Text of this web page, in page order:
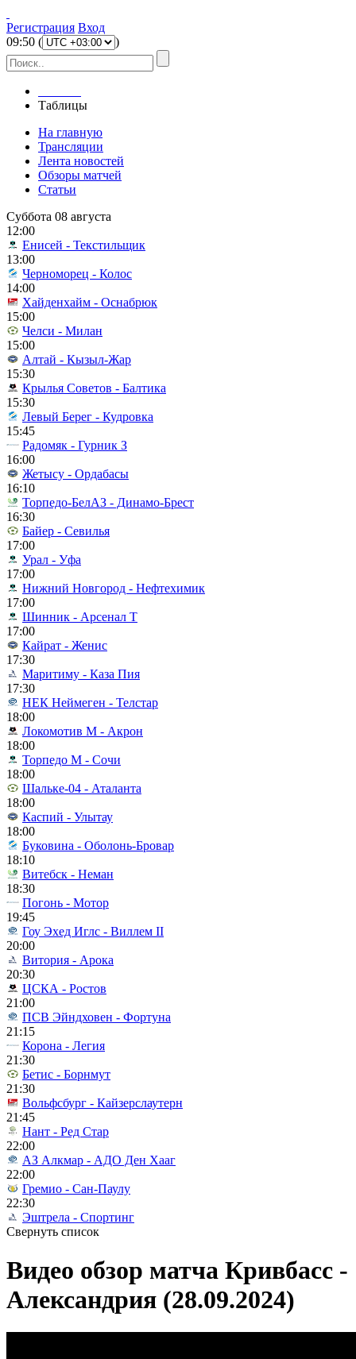
Регистрация Вход
09:50 ( )
Таблицы
На главную
Трансляции
Лента новостей
Обзоры матчей
Статьи
Суббота 08 августа
12:00
Енисей - Текстильщик
13:00
Черноморец - Колос
14:00
Хайденхайм - Оснабрюк
15:00
Челси - Милан
15:00
Алтай - Кызыл-Жар
15:30
Крылья Советов - Балтика
15:30
Левый Берег - Кудровка
15:45
Радомяк - Гурник З
16:00
Жетысу - Ордабасы
16:10
Торпедо-БелАЗ - Динамо-Брест
16:30
Байер - Севилья
17:00
Урал - Уфа
17:00
Нижний Новгород - Нефтехимик
17:00
Шинник - Арсенал Т
17:00
Кайрат - Женис
17:30
Маритиму - Каза Пия
17:30
НЕК Неймеген - Телстар
18:00
Локомотив М - Акрон
18:00
Торпедо М - Сочи
18:00
Шальке-04 - Аталанта
18:00
Каспий - Улытау
18:00
Буковина - Оболонь-Бровар
18:10
Витебск - Неман
18:30
Погонь - Мотор
19:45
Гоу Эхед Иглс - Виллем II
20:00
Витория - Арока
20:30
ЦСКА - Ростов
21:00
ПСВ Эйндховен - Фортуна
21:15
Корона - Легия
21:30
Бетис - Борнмут
21:30
Вольфсбург - Кайзерслаутерн
21:45
Нант - Ред Стар
22:00
АЗ Алкмар - АДО Ден Хааг
22:00
Гремио - Сан-Паулу
22:30
Эштрела - Спортинг
Свернуть список
Видео обзор матча Кривбасс -
Александрия (28.09.2024)